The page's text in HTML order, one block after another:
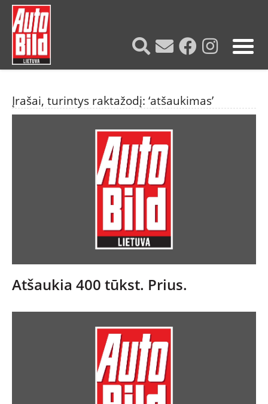
NAUJIENOS
TESTAI
NAUJI
REPORTAŽAI
SPORTAS
Įrašai, turintys raktažodį: ‘atšaukimas’
Atšaukia 400 tūkst. Prius.